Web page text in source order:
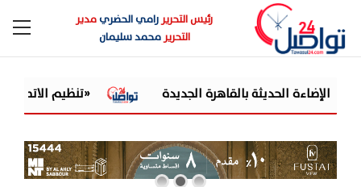
رئيس التحريررامي الحضريمدير
التحريرمحمد سليمان
«تنظيم الاتصالات»